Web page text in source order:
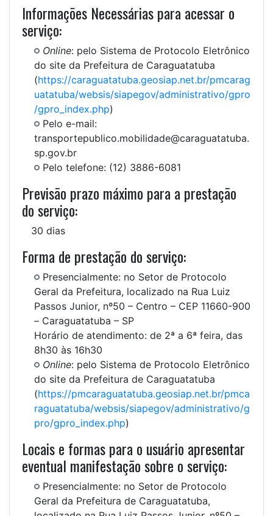
Informações Necessárias para acessar o
serviço:
Online: pelo Sistema de Protocolo Eletrônico
do site da Prefeitura de Caraguatatuba
(https://caraguatatuba.geosiap.net.br/pmcarag
uatatuba/websis/siapegov/administrativo/gpro
/gpro_index.php)
Pelo e-mail:
transportepublico.mobilidade@caraguatatuba.
sp.gov.br
Pelo telefone: (12) 3886-6081
Previsão prazo máximo para a prestação
do serviço:
30 dias
Forma de prestação do serviço:
Presencialmente: no Setor de Protocolo
Geral da Prefeitura, localizado na Rua Luiz
Passos Junior, nº50 – Centro – CEP 11660-900
– Caraguatatuba – SP
Horário de atendimento: de 2ª a 6ª feira, das
8h30 às 16h30
Online: pelo Sistema de Protocolo Eletrônico
do site da Prefeitura de Caraguatatuba
(https://pmcaraguatatuba.geosiap.net.br/pmca
raguatatuba/websis/siapegov/administrativo/g
pro/gpro_index.php)
Locais e formas para o usuário apresentar
eventual manifestação sobre o serviço:
Presencialmente: no Setor de Protocolo
Geral da Prefeitura de Caraguatatuba,